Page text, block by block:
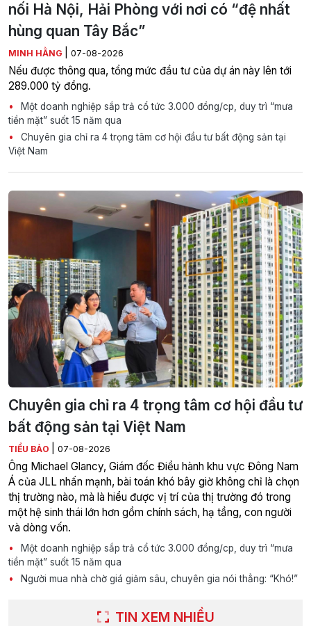
nối Hà Nội, Hải Phòng với nơi có “đệ nhất
hùng quan Tây Bắc”
MINH HẰNG 07-08-2026
Nếu được thông qua, tổng mức đầu tư của dự án này lên tới
289.000 tỷ đồng.
Một doanh nghiệp sắp trả cổ tức 3.000 đồng/cp, duy trì “mưa
tiền mặt” suốt 15 năm qua
Chuyên gia chỉ ra 4 trọng tâm cơ hội đầu tư bất động sản tại
Việt Nam
Chuyên gia chỉ ra 4 trọng tâm cơ hội đầu tư
bất động sản tại Việt Nam
TIỂU BẢO 07-08-2026
Ông Michael Glancy, Giám đốc Điều hành khu vực Đông Nam
Á của JLL nhấn mạnh, bài toán khó bây giờ không chỉ là chọn
thị trường nào, mà là hiểu được vị trí của thị trường đó trong
một hệ sinh thái lớn hơn gồm chính sách, hạ tầng, con người
và dòng vốn.
Một doanh nghiệp sắp trả cổ tức 3.000 đồng/cp, duy trì “mưa
tiền mặt” suốt 15 năm qua
Người mua nhà chờ giá giảm sâu, chuyên gia nói thẳng: “Khó!”
TIN XEM NHIỀU